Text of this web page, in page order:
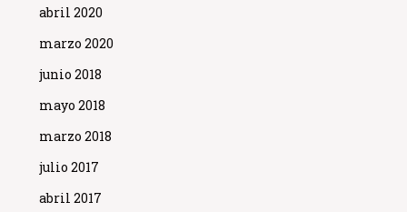
abril 2020
marzo 2020
junio 2018
mayo 2018
marzo 2018
julio 2017
abril 2017